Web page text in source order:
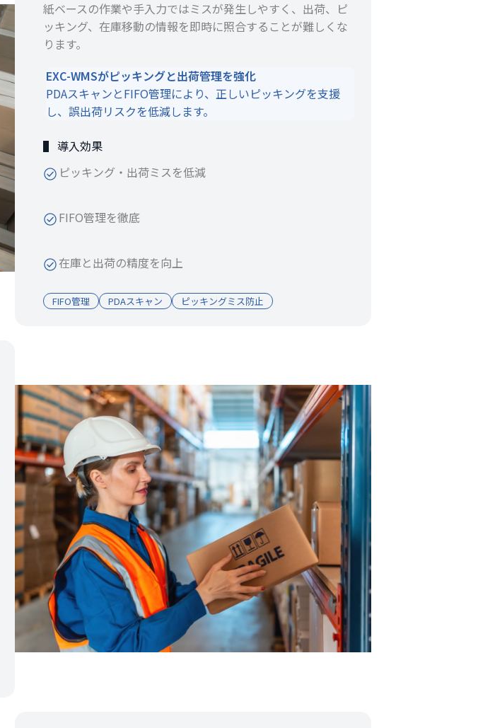
紙ベースの作業や手入力ではミスが発生しやすく、出荷、ピ
ッキング、在庫移動の情報を即時に照合することが難しくな
ります。
EXC-WMSがピッキングと出荷管理を強化
PDAスキャンとFIFO管理により、正しいピッキングを支援
し、誤出荷リスクを低減します。
▌ 導入効果
ピッキング・出荷ミスを低減
FIFO管理を徹底
在庫と出荷の精度を向上
FIFO管理 PDAスキャン ピッキングミス防止